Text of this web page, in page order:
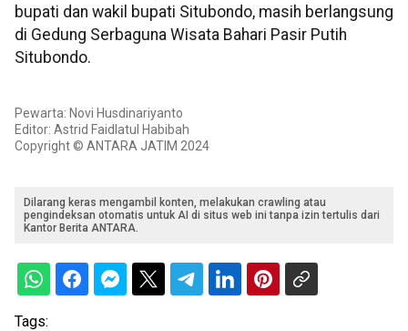
bupati dan wakil bupati Situbondo, masih berlangsung
di Gedung Serbaguna Wisata Bahari Pasir Putih
Situbondo.
Pewarta: Novi Husdinariyanto
Editor: Astrid Faidlatul Habibah
Copyright © ANTARA JATIM 2024
Dilarang keras mengambil konten, melakukan crawling atau
pengindeksan otomatis untuk AI di situs web ini tanpa izin tertulis dari
Kantor Berita ANTARA.
Tags: